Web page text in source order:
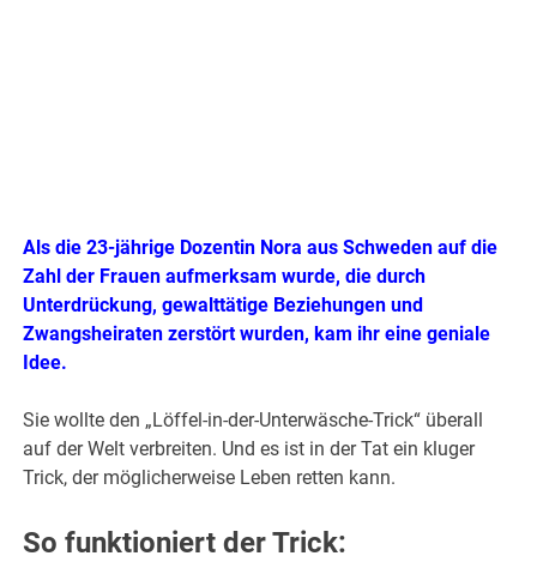
Als die 23-jährige Dozentin Nora aus Schweden auf die
Zahl der Frauen aufmerksam wurde, die durch
Unterdrückung, gewalttätige Beziehungen und
Zwangsheiraten zerstört wurden, kam ihr eine geniale
Idee.
Sie wollte den „Löffel-in-der-Unterwäsche-Trick“ überall
auf der Welt verbreiten. Und es ist in der Tat ein kluger
Trick, der möglicherweise Leben retten kann.
So funktioniert der Trick: